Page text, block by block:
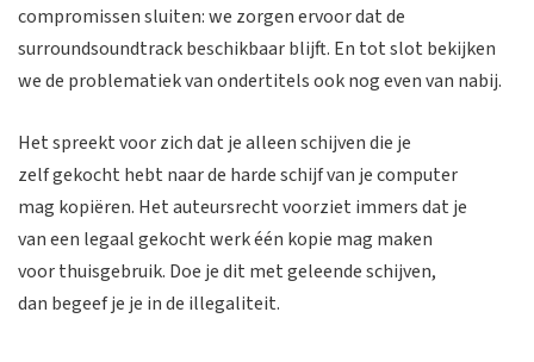
compromissen sluiten: we zorgen ervoor dat de
surroundsoundtrack beschikbaar blijft. En tot slot bekijken
we de problematiek van ondertitels ook nog even van nabij.
Het spreekt voor zich dat je alleen schijven die je
zelf gekocht hebt naar de harde schijf van je computer
mag kopiëren. Het auteursrecht voorziet immers dat je
van een legaal gekocht werk één kopie mag maken
voor thuisgebruik. Doe je dit met geleende schijven,
dan begeef je je in de illegaliteit.